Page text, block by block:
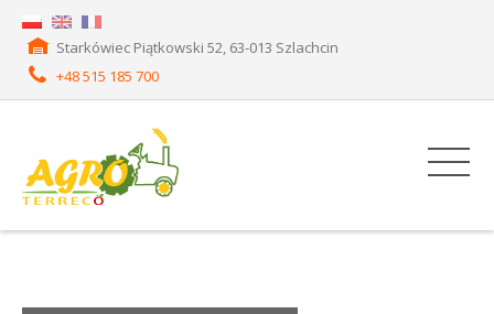
Starkówiec Piątkowski 52, 63-013 Szlachcin
+48 515 185 700